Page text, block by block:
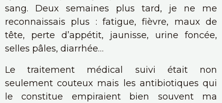
sang. Deux semaines plus tard, je ne me
reconnaissais plus : fatigue, fièvre, maux de
tête, perte d’appétit, jaunisse, urine foncée,
selles pâles, diarrhée…
Le traitement médical suivi était non
seulement couteux mais les antibiotiques qui
le constitue empiraient bien souvent ma